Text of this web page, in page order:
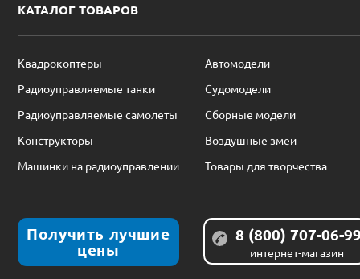
КАТАЛОГ ТОВАРОВ
Квадрокоптеры
Автомодели
Радиоуправляемые танки
Судомодели
Радиоуправляемые самолеты
Сборные модели
Конструкторы
Воздушные змеи
Машинки на радиоуправлении
Товары для творчества
Получить лучшие
цены
8 (800) 707-06-
интернет-магазин